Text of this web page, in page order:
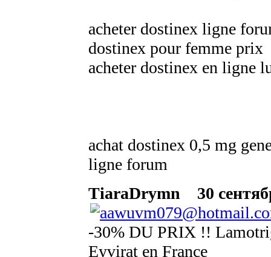
acheter dostinex ligne
dostinex pour femme prix
acheter dostinex en ligne
achat dostinex 0,5 mg
ligne forum
TiaraDrymn
30
-30% DU PRIX !!
Eyvirat en France